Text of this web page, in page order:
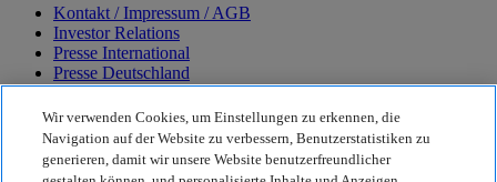
Kontakt / Impressum / AGB
Investor Relations
Presse International
Presse Deutschland
Auszeichnungen
Veranstaltungen
Nachhaltigkeit
Wir verwenden Cookies, um Einstellungen zu erkennen, die
Navigation auf der Website zu verbessern, Benutzerstatistiken zu
generieren, damit wir unsere Website benutzerfreundlicher